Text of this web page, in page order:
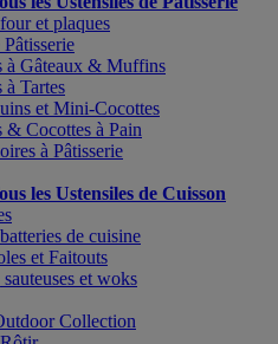
et plaques
Pâtisserie
à Gâteaux & Muffins
à Tartes
et Mini-Cocottes
& Cocottes à Pain
à Pâtisserie
les Ustensiles de Cuisson
de cuisine
et Faitouts
sauteuses et woks
Collection